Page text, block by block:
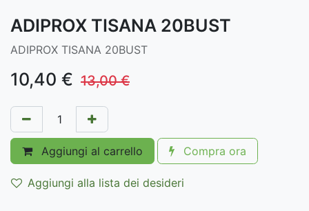
ADIPROX TISANA 20BUST
ADIPROX TISANA 20BUST
10,40 € 13,00€
Aggiungi al carrello Compra ora
Aggiungi alla lista dei desideri